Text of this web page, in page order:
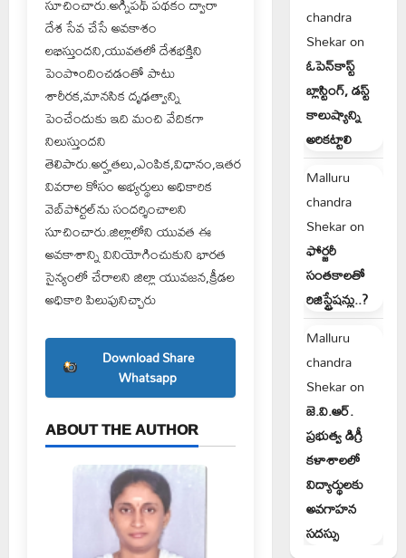
దేశ సేవ చేసే అవకాశం
లభిస్తుందని,యువతలో దేశభక్తిని
పెంపొందించడంతో పాటు
శారీరక,మానసిక దృఢత్వాన్ని
పెంచేందుకు ఇది మంచి వేదికగా
నిలుస్తుందని
తెలిపారు.అర్హతలు,ఎంపిక,విధానం,ఇతర
వివరాల కోసం అభ్యర్థులు అధికారిక
వెబ్‌పోర్టల్‌ను సందర్శించాలని
సూచించారు.జిల్లాలోని యువత ఈ
అవకాశాన్ని వినియోగించుకుని భారత
సైన్యంలో చేరాలని జిల్లా యువజన,క్రీడల
అధికారి పిలుపునిచ్చారు
Download Share
Whatsapp
ABOUT THE AUTHOR
chandra
Shekaron
ఓపెన్‌కాస్ట్
బ్లాస్టింగ్, డస్ట్
కాలుష్యాన్ని
అరికట్టాలి
Malluru
chandra
Shekaron
ఫోర్జరీ
సంతకాలతో
రిజిస్ట్రేషన్లు..?
Malluru
chandra
Shekaron
జె.వి.ఆర్.
ప్రభుత్వ డిగ్రీ
కళాశాలలో
విద్యార్థులకు
అవగాహన
సదస్సు